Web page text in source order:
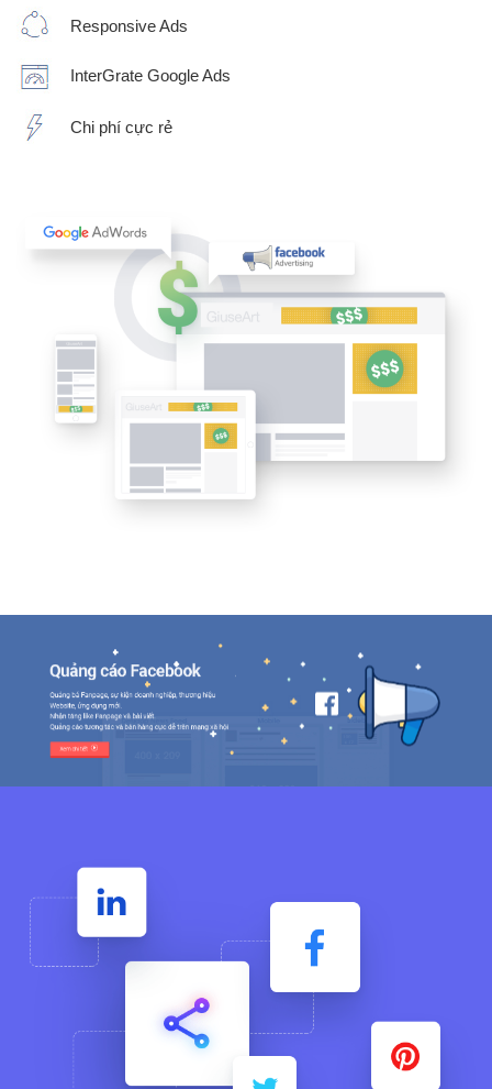
Responsive Ads
InterGrate Google Ads
Chi phí cực rẻ